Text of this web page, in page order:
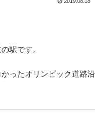
駅です。
ったオリンピック道路沿